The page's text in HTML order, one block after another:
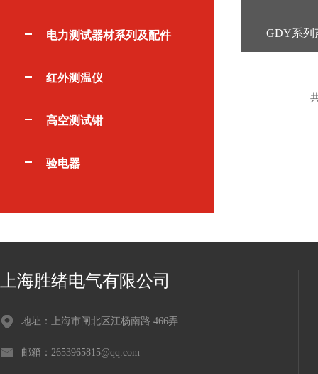
电力测试器材系列及配件
红外测温仪
高空测试钳
验电器
GDY系列
上海胜绪电气有限公司
地址：上海市闸北区江杨南路 466弄
邮箱：2653965815@qq.com